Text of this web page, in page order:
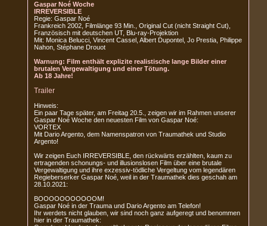
Gaspar Noé Woche
IRREVERSIBLE
Regie: Gaspar Noé
Frankreich 2002, Filmlänge 93 Min., Original Cut (nicht Straight Cut),
Französisch mit deutschen UT, Blu-ray-Projektion
Mit: Monica Belucci, Vincent Cassel, Albert Dupontel, Jo Prestia, Philippe
Nahon, Stéphane Drouot
Warnung: Film enthält explizite realistische lange Bilder einer
brutalen Vergewaltigung und einer Tötung.
Ab 18 Jahre!
Trailer
Hinweis:
Ein paar Tage später, am Freitag 20.5., zeigen wir im Rahmen unserer
Gaspar Noé Woche den neuesten Film von Gaspar Noé:
VORTEX
Mit Dario Argento, dem Namenspatron von Traumathek und Studio
Argento!
Wir zeigen Euch IRREVERSIBLE, den rückwärts erzählten, kaum zu
ertragenden schonungs- und illusionslosen Film über eine brutale
Vergewaltigung und ihre exzessiv-tödliche Vergeltung vom legendären
Regieberserker Gaspar Noé, weil in der Traumathek dies geschah am
28.10.2021:
BOOOOOOOOOOOM!
Gaspar Noé in der Trauma und Dario Argento am Telefon!
Ihr werdets nicht glauben, wir sind noch ganz aufgeregt und benommen
hier in der Traumathek: